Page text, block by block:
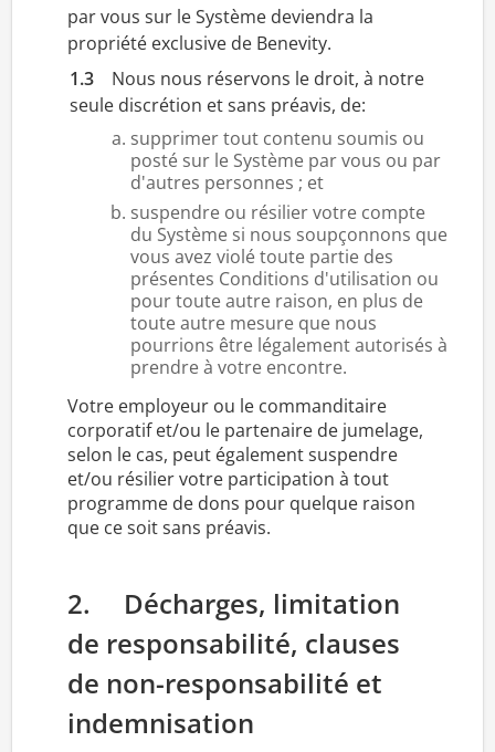
par vous sur le Système deviendra la
propriété exclusive de Benevity.
1.3 Nous nous réservons le droit, à notre
seule discrétion et sans préavis, de:
supprimer tout contenu soumis ou
posté sur le Système par vous ou par
d'autres personnes ; et
suspendre ou résilier votre compte
du Système si nous soupçonnons que
vous avez violé toute partie des
présentes Conditions d'utilisation ou
pour toute autre raison, en plus de
toute autre mesure que nous
pourrions être légalement autorisés à
prendre à votre encontre.
Votre employeur ou le commanditaire
corporatif et/ou le partenaire de jumelage,
selon le cas, peut également suspendre
et/ou résilier votre participation à tout
programme de dons pour quelque raison
que ce soit sans préavis.
2. Décharges, limitation
de responsabilité, clauses
de non-responsabilité et
indemnisation